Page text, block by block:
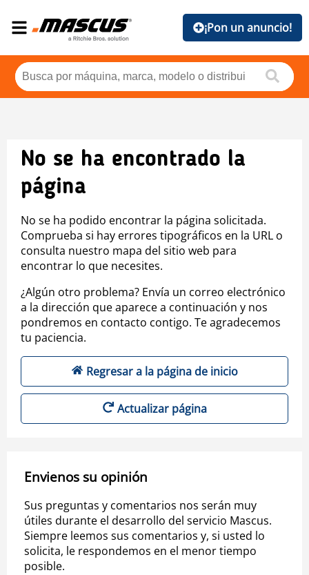
¡Pon un anuncio!
No se ha encontrado la
página
No se ha podido encontrar la página solicitada.
Comprueba si hay errores tipográficos en la URL o
consulta nuestro mapa del sitio web para
encontrar lo que necesites.
¿Algún otro problema? Envía un correo electrónico
a la dirección que aparece a continuación y nos
pondremos en contacto contigo. Te agradecemos
tu paciencia.
Regresar a la página de inicio
Actualizar página
Envienos su opinión
Sus preguntas y comentarios nos serán muy
útiles durante el desarrollo del servicio Mascus.
Siempre leemos sus comentarios y, si usted lo
solicita, le respondemos en el menor tiempo
posible.